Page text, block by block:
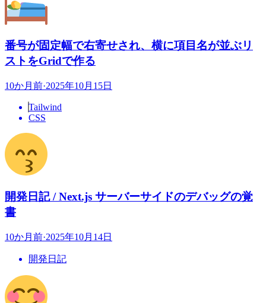
番号が固定幅で右寄せされ、横に項目名が並ぶリ
ストをGridで作る
10か月前·2025年10月15日
Tailwind
CSS
開発日記 / Next.js サーバーサイドのデバッグの覚
書
10か月前·2025年10月14日
開発日記